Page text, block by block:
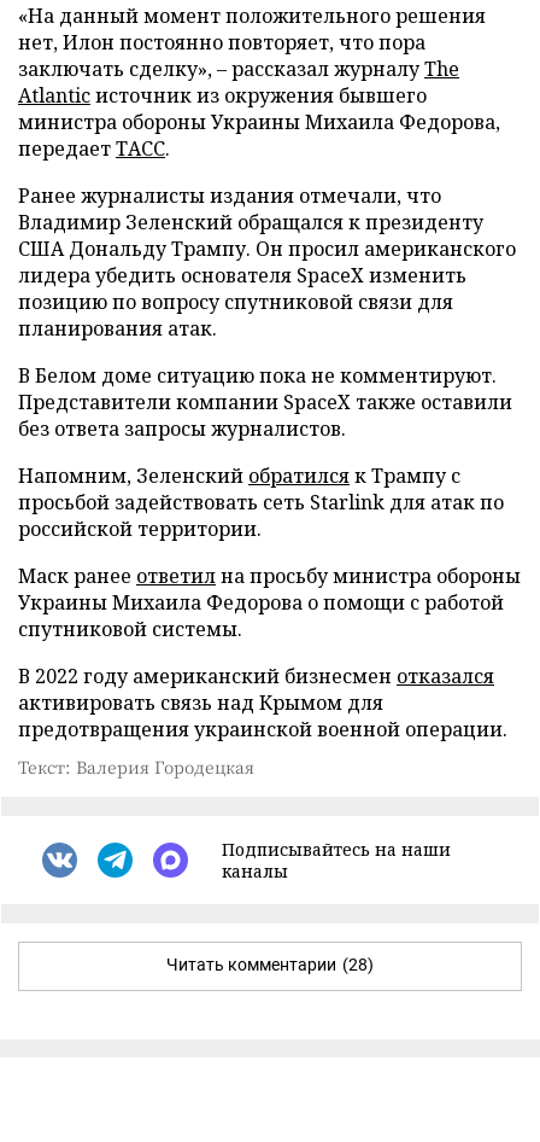
«На данный момент положительного решения
нет, Илон постоянно повторяет, что пора
заключать сделку», – рассказал журналуThe
Atlanticисточник из окружения бывшего
министра обороны Украины Михаила Федорова,
передаетТАСС.
Ранее журналисты издания отмечали, что
Владимир Зеленский обращался к президенту
США Дональду Трампу. Он просил американского
лидера убедить основателя SpaceX изменить
позицию по вопросу спутниковой связи для
планирования атак.
В Белом доме ситуацию пока не комментируют.
Представители компании SpaceX также оставили
без ответа запросы журналистов.
Напомним, Зеленский обратилсяк Трампу с
просьбой задействовать сеть Starlink для атак по
российской территории.
Маск ранее ответилна просьбу министра обороны
Украины Михаила Федорова о помощи с работой
спутниковой системы.
В 2022 году американский бизнесмен отказался
активировать связь над Крымом для
предотвращения украинской военной операции.
Текст: Валерия Городецкая
Подписывайтесь на наши
каналы
Читать комментарии (28)